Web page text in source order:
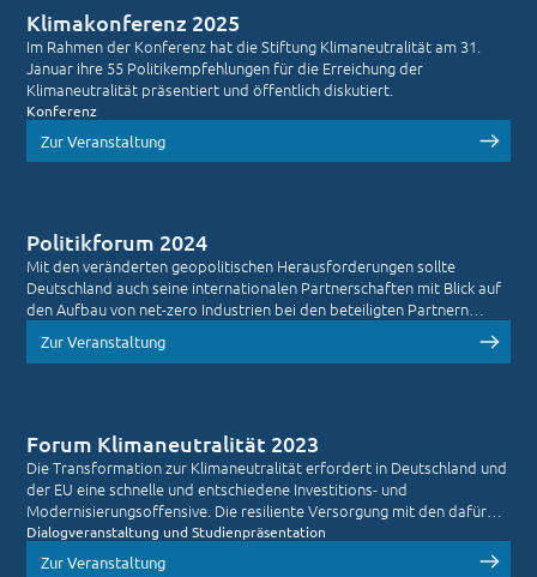
Klimakonferenz 2025
Im Rahmen der Konferenz hat die Stiftung Klimaneutralität am 31.
Januar ihre 55 Politikempfehlungen für die Erreichung der
Klimaneutralität präsentiert und öffentlich diskutiert.
Konferenz
Zur Veranstaltung
Politikforum 2024
Mit den veränderten geopolitischen Herausforderungen sollte
Deutschland auch seine internationalen Partnerschaften mit Blick auf
den Aufbau von net-zero Industrien bei den beteiligten Partnern
schnell justieren und diversifizieren.
Zur Veranstaltung
Forum Klimaneutralität 2023
Die Transformation zur Klimaneutralität erfordert in Deutschland und
der EU eine schnelle und entschiedene Investitions- und
Modernisierungsoffensive. Die resiliente Versorgung mit den dafür
notwendigen Rohstoffen und strategischen Gütern ist elementare
Voraussetzung.
Dialogveranstaltung und Studienpräsentation
Zur Veranstaltung